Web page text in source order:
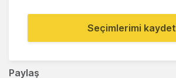
Paylaş
Seçimlerimi kaydet